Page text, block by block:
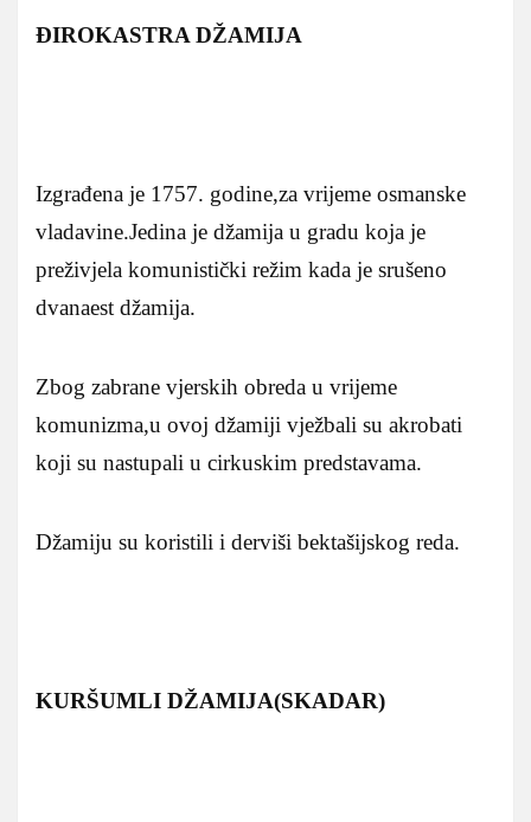
ĐIROKASTRA DŽAMIJA
Izgrađena je 1757. godine,za vrijeme osmanske
vladavine.Jedina je džamija u gradu koja je
preživjela komunistički režim kada je srušeno
dvanaest džamija.
Zbog zabrane vjerskih obreda u vrijeme
komunizma,u ovoj džamiji vježbali su akrobati
koji su nastupali u cirkuskim predstavama.
Džamiju su koristili i derviši bektašijskog reda.
KURŠUMLI DŽAMIJA(SKADAR)